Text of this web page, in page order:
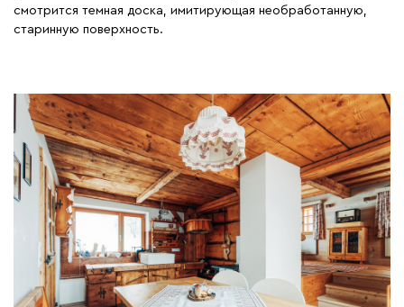
смотрится темная доска, имитирующая необработанную,
старинную поверхность.